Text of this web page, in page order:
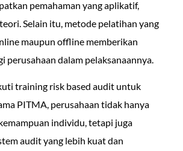
pemahaman yang aplikatif,
Selain itu, metode pelatihan yang
maupun offline memberikan
perusahaan dalam pelaksanaannya.
training risk based audit untuk
PITMA, perusahaan tidak hanya
individu, tetapi juga
audit yang lebih kuat dan